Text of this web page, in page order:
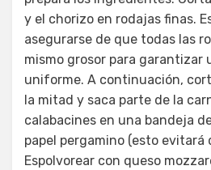
y el chorizo en rodajas finas.
asegurarse de que todas las
mismo grosor para garantizar
uniforme. A continuación,
la mitad y saca parte de la
calabacines en una bandeja
papel pergamino (esto evitará
Espolvorear con queso